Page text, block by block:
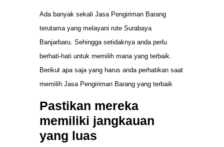
Ada banyak sekali Jasa Pengiriman Barang
terutama yang melayani rute Surabaya
Banjarbaru. Sehingga setidaknya anda perlu
berhati-hati untuk memilih mana yang terbaik.
Berikut apa saja yang harus anda perhatikan saat
memilih Jasa Pengiriman Barang yang terbaik
Pastikan mereka
memiliki jangkauan
yang luas